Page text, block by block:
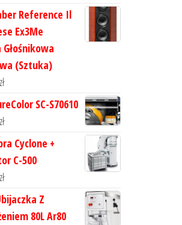
Reference Il
Ex3Me
(Sztuka)
SC-S70610
Cyclone +
C-500
Z
80L Ar80